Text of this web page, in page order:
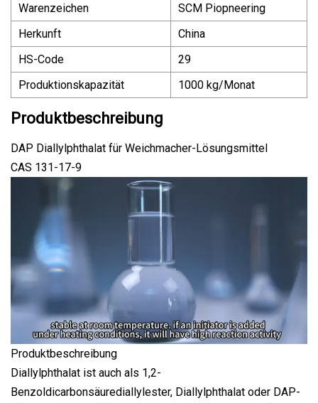
Warenzeichen
SCM Piopneering
Herkunft
China
HS-Code
29
Produktionskapazität
1000 kg/Monat
Produktbeschreibung
DAP Diallylphthalat für Weichmacher-Lösungsmittel
CAS 131-17-9
Produktbeschreibung
Diallylphthalat ist auch als 1,2-
Benzoldicarbonsäurediallylester, Diallylphthalat oder DAP-